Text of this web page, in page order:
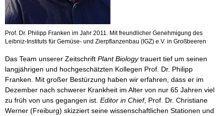
Prof. Dr. Philipp Franken im Jahr 2011. Mit freundlicher Genehmigung des
Leibniz-Instituts für Gemüse- und Zierpflanzenbau (IGZ) e.V. in Großbeeren
Das Team unserer Zeitschrift Plant Biologytrauert tief um seinen
langjährigen und hochgeschätzten Kollegen Prof. Dr. Philipp
Franken. Mit großer Bestürzung haben wir erfahren, dass er im
Dezember nach schwerer Krankheit im Alter von nur 65 Jahren viel
zu früh von uns gegangen ist. Editor in Chief, Prof. Dr. Christiane
Werner (Freiburg) skizziert seine wissenschaftlichen Stationen und